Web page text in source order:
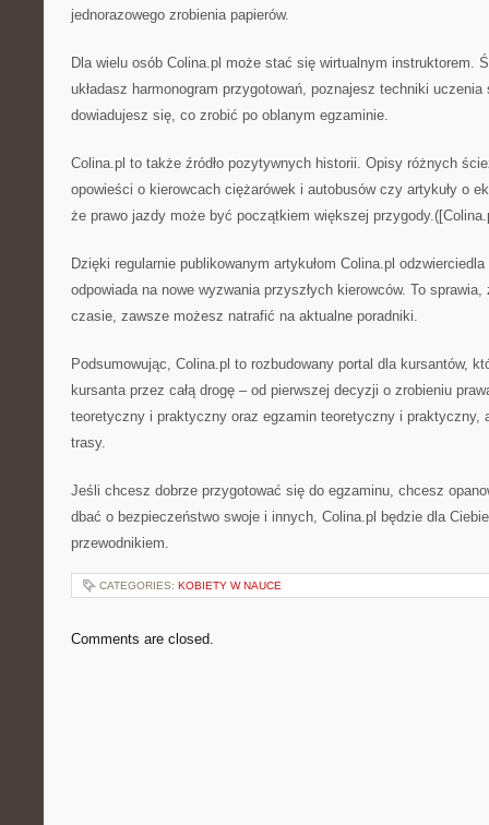
jednorazowego zrobienia papierów.
Dla wielu osób Colina.pl może stać się wirtualnym instruktorem.
układasz harmonogram przygotowań, poznajesz techniki
dowiadujesz się, co zrobić po oblanym egzaminie.
Colina.pl to także źródło pozytywnych historii. Opisy różnych
opowieści o kierowcach ciężarówek i autobusów czy artykuły o
że prawo jazdy może być początkiem większej
Dzięki regularnie publikowanym artykułom Colina.pl
odpowiada na nowe wyzwania przyszłych kierowców. To
czasie, zawsze możesz natrafić na aktualne poradniki.
Podsumowując, Colina.pl to rozbudowany portal dla kursantów,
kursanta przez całą drogę – od pierwszej decyzji o zrobieniu
teoretyczny i praktyczny oraz egzamin teoretyczny i praktyczny,
trasy.
Jeśli chcesz dobrze przygotować się do egzaminu, chcesz
dbać o bezpieczeństwo swoje i innych, Colina.pl będzie dla
przewodnikiem.
CATEGORIES: KOBIETY W NAUCE
Comments are closed.